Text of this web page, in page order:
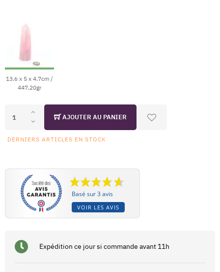
13.6 x 5 x 4.7cm /
447,20gr
AJOUTER AU PANIER
DERNIERS ARTICLES EN STOCK
Basé sur 3 avis
VOIR LES AVIS
Expédition ce jour si commande avant 11h